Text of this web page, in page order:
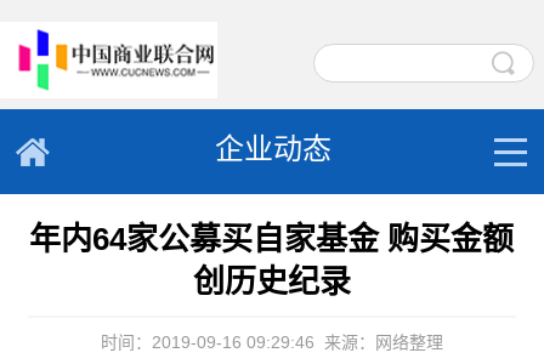
企业动态
年内64家公募买自家基金 购买金额
创历史纪录
时间：2019-09-16 09:29:46 来源：网络整理